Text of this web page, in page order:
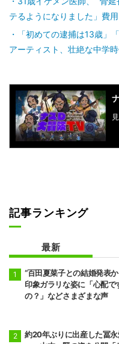
テるようになりました」費
「初めての逮捕は13歳」
アーティスト、壮絶な中学
記事ランキング
最新
“百田夏菜子との結婚発表か
印象ガラリな姿に「心配で
の？」などさまざまな声
約20年ぶりに出産した冨